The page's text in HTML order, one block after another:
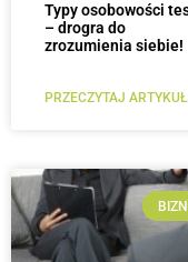
Typy osobowości
– drogra do
zrozumienia siebie!
PRZECZYTAJ